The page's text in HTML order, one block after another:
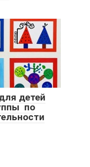
детей
по